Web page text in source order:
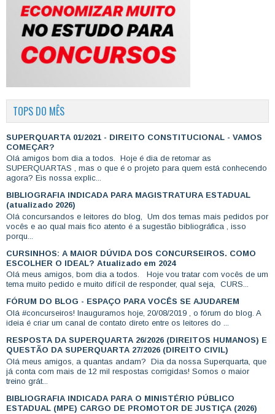
TOPS DO MÊS
SUPERQUARTA 01/2021 - DIREITO CONSTITUCIONAL - VAMOS
COMEÇAR?
Olá amigos bom dia a todos. Hoje é dia de retomar as
SUPERQUARTAS , mas o que é o projeto para quem está conhecendo
agora? Eis nossa explic...
BIBLIOGRAFIA INDICADA PARA MAGISTRATURA ESTADUAL
(atualizado 2026)
Olá concursandos e leitores do blog, Um dos temas mais pedidos por
vocês e ao qual mais fico atento é a sugestão bibliográfica , isso
porqu...
CURSINHOS: A MAIOR DÚVIDA DOS CONCURSEIROS. COMO
ESCOLHER O IDEAL? Atualizado em 2024
Olá meus amigos, bom dia a todos. Hoje vou tratar com vocês de um
tema muito pedido e muito difícil de responder, qual seja, CURS...
FÓRUM DO BLOG - ESPAÇO PARA VOCÊS SE AJUDAREM
Olá #concurseiros! Inauguramos hoje, 20/08/2019 , o fórum do blog. A
ideia é criar um canal de contato direto entre os leitores do ...
RESPOSTA DA SUPERQUARTA 26/2026 (DIREITOS HUMANOS) E
QUESTÃO DA SUPERQUARTA 27/2026 (DIREITO CIVIL)
Olá meus amigos, a quantas andam? Dia da nossa Superquarta, que
já conta com mais de 12 mil respostas corrigidas! Somos o maior
treino grát...
BIBLIOGRAFIA INDICADA PARA O MINISTÉRIO PÚBLICO
ESTADUAL (MPE) CARGO DE PROMOTOR DE JUSTIÇA (2026)